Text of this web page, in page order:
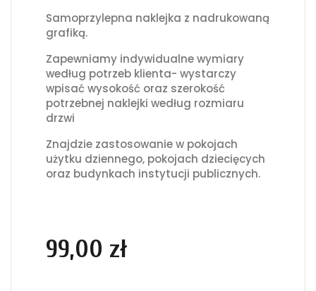
Samoprzylepna naklejka z nadrukowaną
grafiką.
Zapewniamy indywidualne wymiary
według potrzeb klienta- wystarczy
wpisać wysokość oraz szerokość
potrzebnej naklejki według rozmiaru
drzwi
Znajdzie zastosowanie w pokojach
użytku dziennego, pokojach dziecięcych
oraz budynkach instytucji publicznych.
99,00 zł